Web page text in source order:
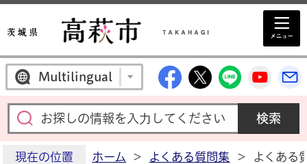
Multilingual 高萩市公式
高萩市公式X
高萩市
高
現在の位置 ホーム > よくある質問集 > よくある